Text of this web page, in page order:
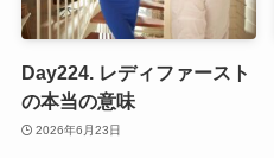
Day224. レディファースト
の本当の意味
2026年6月23日